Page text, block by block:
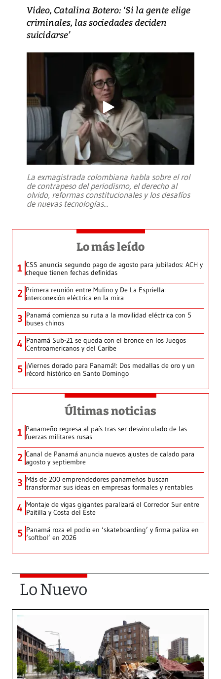
Video, Catalina Botero: ‘Si la gente elige
criminales, las sociedades deciden
suicidarse’
La exmagistrada colombiana habla sobre el rol
de contrapeso del periodismo, el derecho al
olvido, reformas constitucionales y los desafíos
de nuevas tecnologías...
Lo más leído
1 CSS anuncia segundo pago de agosto para jubilados: ACH y
cheque tienen fechas definidas
2 Primera reunión entre Mulino y De La Espriella:
interconexión eléctrica en la mira
3 Panamá comienza su ruta a la movilidad eléctrica con 5
buses chinos
4 Panamá Sub-21 se queda con el bronce en los Juegos
Centroamericanos y del Caribe
5 ¡Viernes dorado para Panamá!: Dos medallas de oro y un
récord histórico en Santo Domingo
Últimas noticias
1 Panameño regresa al país tras ser desvinculado de las
fuerzas militares rusas
2 Canal de Panamá anuncia nuevos ajustes de calado para
agosto y septiembre
3 Más de 200 emprendedores panameños buscan
transformar sus ideas en empresas formales y rentables
4 Montaje de vigas gigantes paralizará el Corredor Sur entre
Paitilla y Costa del Este
5 Panamá roza el podio en ‘skateboarding’ y firma paliza en
‘softbol’ en 2026
Lo Nuevo